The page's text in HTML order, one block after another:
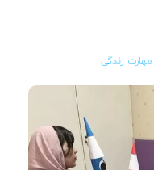
مهارت زندگی